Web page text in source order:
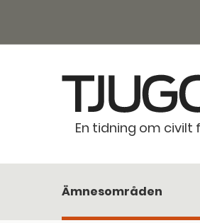
En tidning om civilt
Ämnesområden